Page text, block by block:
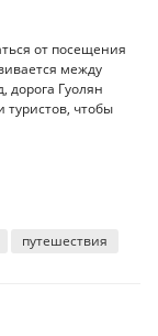
от посещения
между
Гуолян
туристов, чтобы
путешествия
в зонах с высоким
обманутым